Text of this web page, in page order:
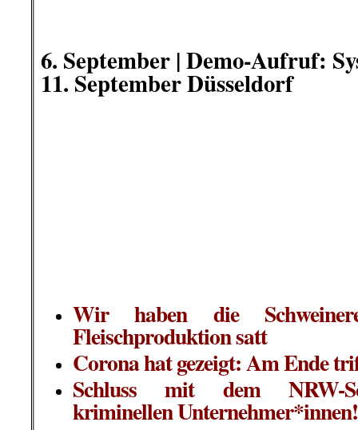
Beendigung der
Beschäftigungsverhältnisse!
Schein-Werkverträgen zu
Grundwasser!
Stopp der
aus kommunalen und
Landes- und EU Mitteln für
der Schlacht-Konzkerne wie